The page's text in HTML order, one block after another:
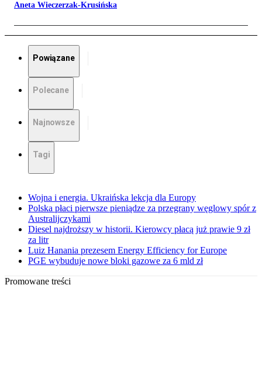
Aneta Wieczerzak-Krusińska
Powiązane
Polecane
Najnowsze
Tagi
Wojna i energia. Ukraińska lekcja dla Europy
Polska płaci pierwsze pieniądze za przegrany węglowy spór z
Australijczykami
Diesel najdroższy w historii. Kierowcy płacą już prawie 9 zł
za litr
Luiz Hanania prezesem Energy Efficiency for Europe
PGE wybuduje nowe bloki gazowe za 6 mld zł
Promowane treści